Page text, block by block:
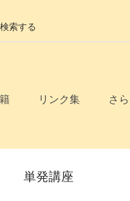
リンク集 さ
単発講座